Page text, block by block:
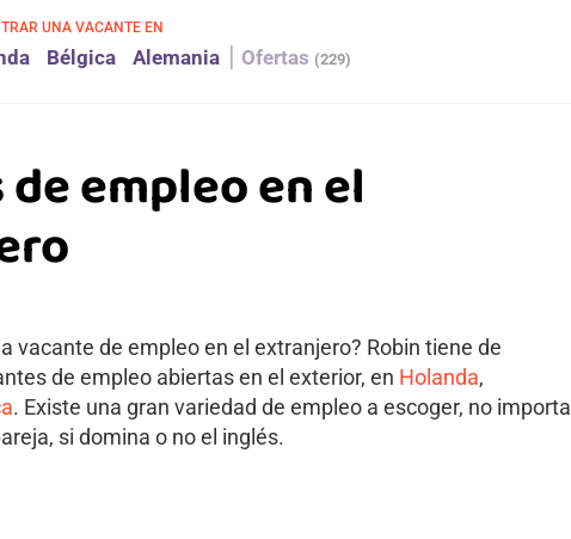
UNA VACANTE EN
Bélgica Alemania Ofertas (229)
empleo en el
vacante de empleo en el extranjero? Robin tiene de
de empleo abiertas en el exterior, en Holanda,
. Existe una gran variedad de empleo a escoger, no importa
si domina o no el inglés.